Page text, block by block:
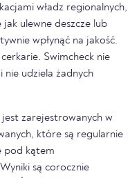
władz regionalnych,
ulewne deszcze lub
wpłynąć na jakość.
Swimcheck nie
nie udziela żadnych
zarejestrowanych w
które są regularnie
pod kątem
są corocznie